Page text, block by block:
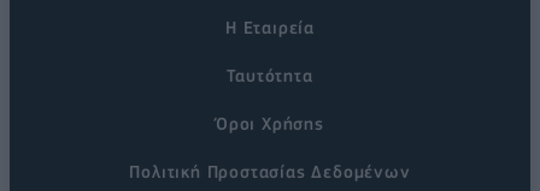
Η Εταιρεία
Ταυτότητα
Όροι Χρήσης
Πολιτική Προστασίας Δεδομένων